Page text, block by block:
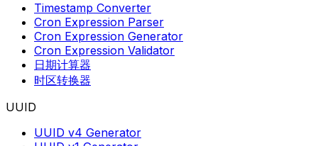
Timestamp Converter
Cron Expression Parser
Cron Expression Generator
Cron Expression Validator
日期计算器
时区转换器
UUID
UUID v4 Generator